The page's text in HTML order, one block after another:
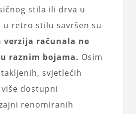
stila ili drva u
retro stilu savršen su
verzija računala ne
raznim bojama. Osim
svjetlećih
dostupni
renomiranih